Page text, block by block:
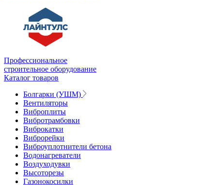
Профессиональное
строительное оборудование
Каталог товаров
Болгарки (УШМ)
Вентиляторы
Виброплиты
Вибротрамбовки
Виброкатки
Виброрейки
Виброуплотнители бетона
Водонагреватели
Воздуходувки
Высоторезы
Газонокосилки